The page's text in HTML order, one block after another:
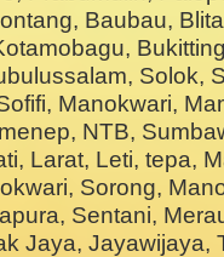
Baubau,
Solok,
Manokwari,
NTB,
Larat, Leti, tepa,
Sorong,
Sentani,
Jaya, Jayawijaya,